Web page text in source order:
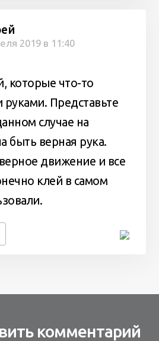
2019 в 11:40
которые что-то
Представьте
случае на
быть верная рука.
движение и все
клей в самом
комментарий